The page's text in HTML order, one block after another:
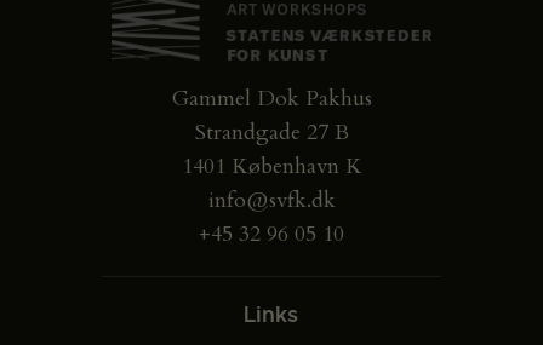
Gammel Dok Pakhus
Strandgade 27 B
1401 København K
info@svfk.dk
+45 32 96 05 10
Links